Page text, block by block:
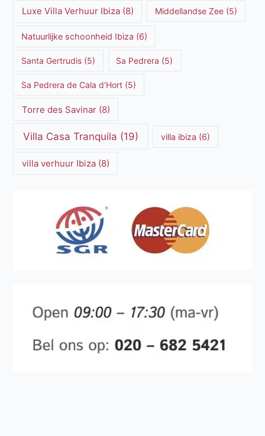
Luxe Villa Verhuur Ibiza(8) Middellandse Zee (5)
Natuurlijke schoonheid Ibiza (6)
Santa Gertrudis (5) Sa Pedrera (5)
Sa Pedrera de Cala d'Hort (5)
Torre des Savinar(8)
Villa Casa Tranquila (19) villa ibiza (6)
villa verhuur Ibiza(8)